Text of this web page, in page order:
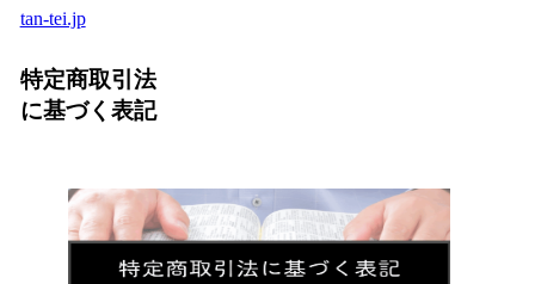
tan-tei.jp
特定商取引法
に基づく表記